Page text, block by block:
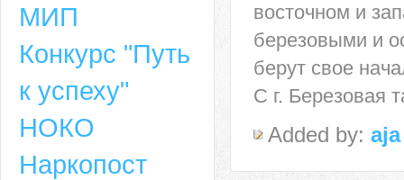
восточном и
березовыми и
берут свое
С г. Березовая
Added by: aja
МИП
Конкурс "Путь
к успеху"
НОКО
Наркопост